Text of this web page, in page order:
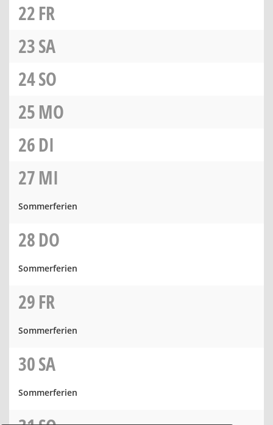
22FR
23SA
24SO
25MO
26DI
27MI
Sommerferien
28DO
Sommerferien
29FR
Sommerferien
30SA
Sommerferien